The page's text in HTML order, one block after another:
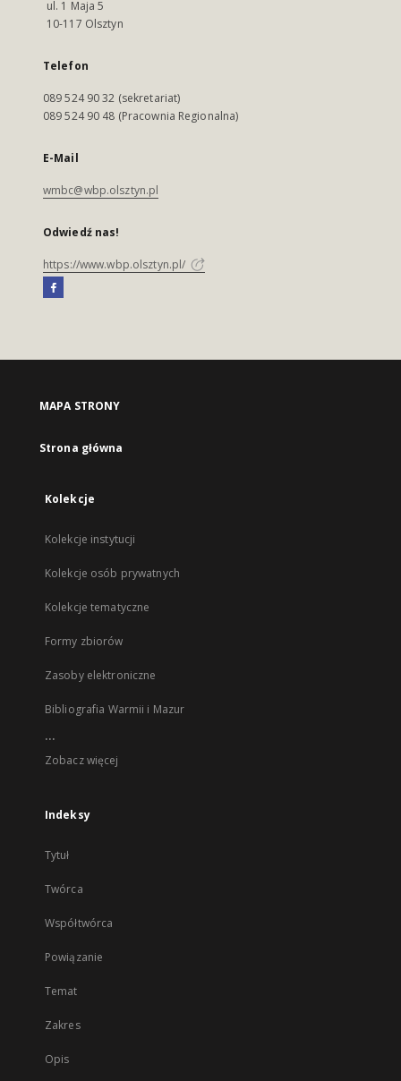
ul. 1 Maja 5
10-117 Olsztyn
Telefon
089 524 90 32 (sekretariat)
089 524 90 48 (Pracownia Regionalna)
E-Mail
wmbc@wbp.olsztyn.pl
Odwiedź nas!
https://www.wbp.olsztyn.pl/
MAPA STRONY
Strona główna
Kolekcje
Kolekcje instytucji
Kolekcje osób prywatnych
Kolekcje tematyczne
Formy zbiorów
Zasoby elektroniczne
Bibliografia Warmii i Mazur
...
Zobacz więcej
Indeksy
Tytuł
Twórca
Współtwórca
Powiązanie
Temat
Zakres
Opis